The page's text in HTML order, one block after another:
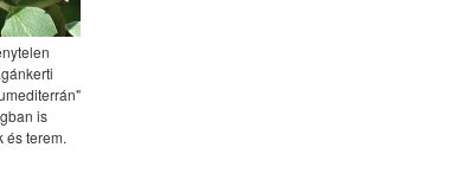
is
és terem.